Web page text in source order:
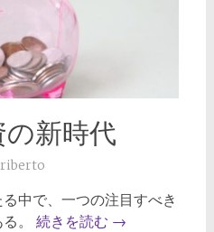
新時代
中で、一つの注目すべき
。 続きを読む →